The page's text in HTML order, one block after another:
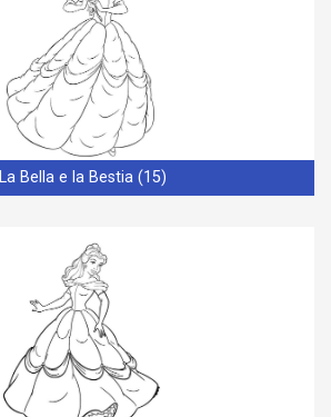
La Bella e la Bestia (15)